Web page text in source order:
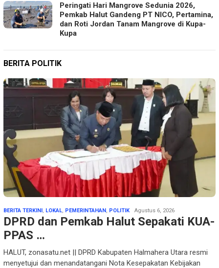
Peringati Hari Mangrove Sedunia 2026,
Pemkab Halut Gandeng PT NICO, Pertamina,
dan Roti Jordan Tanam Mangrove di Kupa-
Kupa
BERITA POLITIK
BERITA TERKINI LOKAL PEMERINTAHAN POLITIK Agustus 6, 2026
DPRD dan Pemkab Halut Sepakati KUA-
PPAS …
HALUT, zonasatu.net || DPRD Kabupaten Halmahera Utara resmi
menyetujui dan menandatangani Nota Kesepakatan Kebijakan